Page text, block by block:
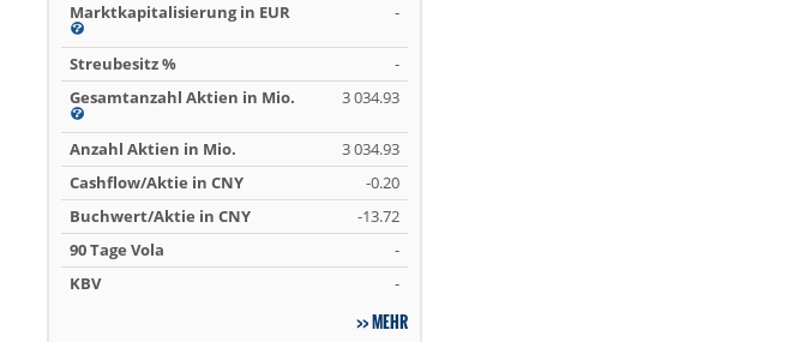
Marktkapitalisierung in EUR -
Streubesitz %
-
Gesamtanzahl Aktien in Mio.
3 034.93
Anzahl Aktien in Mio.
3 034.93
Cashflow/Aktie in CNY
-0.20
Buchwert/Aktie in CNY
-13.72
90 Tage Vola
-
KBV
-
MEHR